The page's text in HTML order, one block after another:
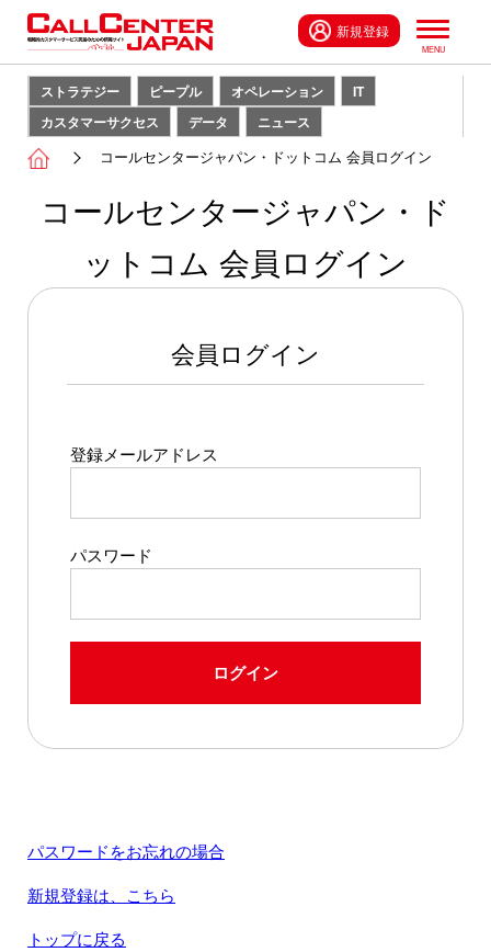
新規登録
ストラテジー ピープル オペレーション
IT
カスタマーサクセス
データ ニュース
コールセンタージャパン・ドットコム 会員ログイン
コールセンタージャパン・ド
ットコム 会員ログイン
会員ログイン
登録メールアドレス
パスワード
ログイン
パスワードをお忘れの場合
新規登録は、こちら
トップに戻る